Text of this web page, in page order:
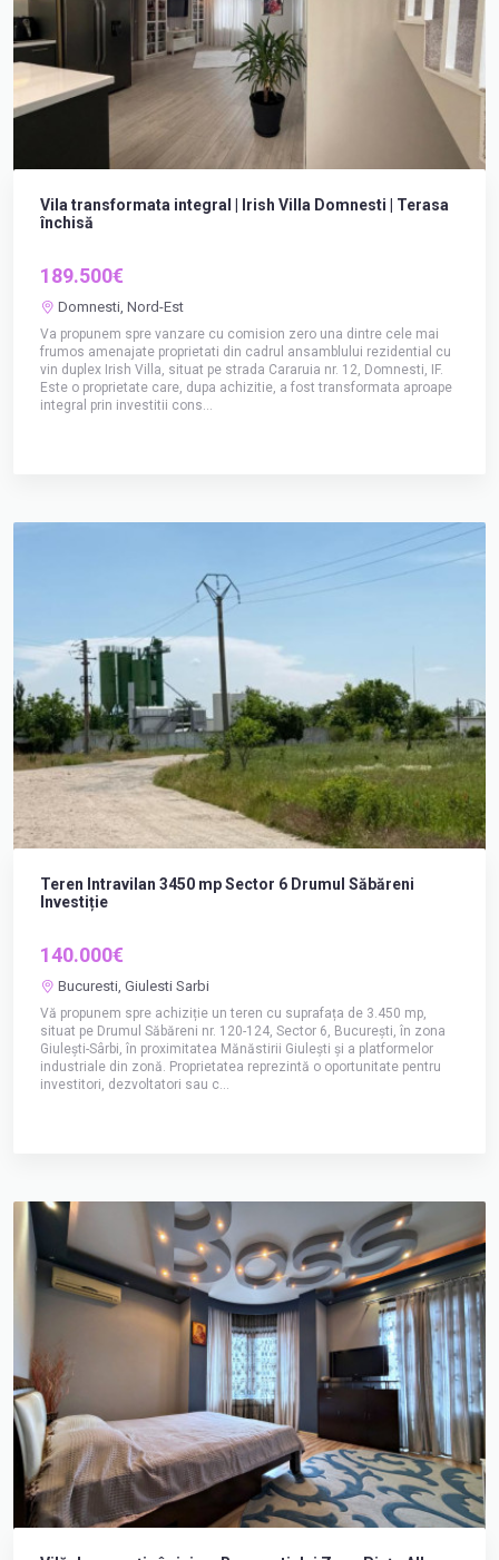
Vila transformata integral | Irish Villa Domnesti | Terasa
închisă
189.500€
Domnesti, Nord-Est
Va propunem spre vanzare cu comision zero una dintre cele mai
frumos amenajate proprietati din cadrul ansamblului rezidential cu
vin duplex Irish Villa, situat pe strada Cararuia nr. 12, Domnesti, IF.
Este o proprietate care, dupa achizitie, a fost transformata aproape
integral prin investitii cons...
Teren Intravilan 3450 mp Sector 6 Drumul Săbăreni
Investiție
140.000€
Bucuresti, Giulesti Sarbi
Vă propunem spre achiziție un teren cu suprafața de 3.450 mp,
situat pe Drumul Săbăreni nr. 120-124, Sector 6, București, în zona
Giulești-Sârbi, în proximitatea Mănăstirii Giulești și a platformelor
industriale din zonă. Proprietatea reprezintă o oportunitate pentru
investitori, dezvoltatori sau c...